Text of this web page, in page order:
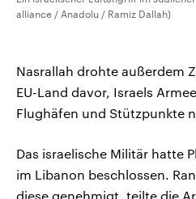
alliance / Anadolu / Ramiz Dallah)
Nasrallah drohte außerdem
EU-Land davor, Israels
Flughäfen und Stützpunkte
Das israelische Militär hatte
im Libanon beschlossen.
diese genehmigt, teilte die